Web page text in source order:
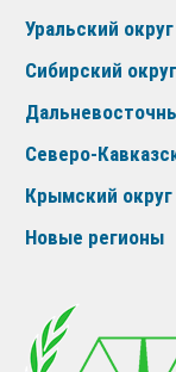
Уральский округ
Сибирский округ
Северо-
Крымский округ
Новые регионы